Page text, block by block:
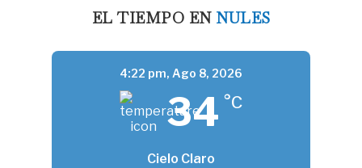
EL TIEMPO EN NULES
4:22 pm, Ago 8, 2026
34 °C
Cielo Claro